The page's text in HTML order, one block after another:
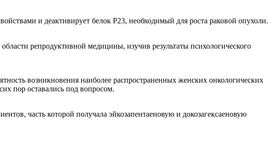
и деактивирует белок Р23, необходимый для роста раковой опухоли.
репродуктивной медицины, изучив результаты психологического
возникновения наиболее распространенных женских онкологических
пор оставались под вопросом.
часть которой получала эйкозапентаеновую и докозагексаеновую